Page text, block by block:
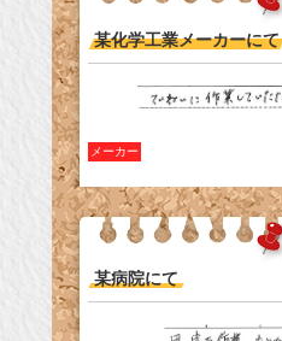
某化学工業メーカーにて
メーカー
某病院にて